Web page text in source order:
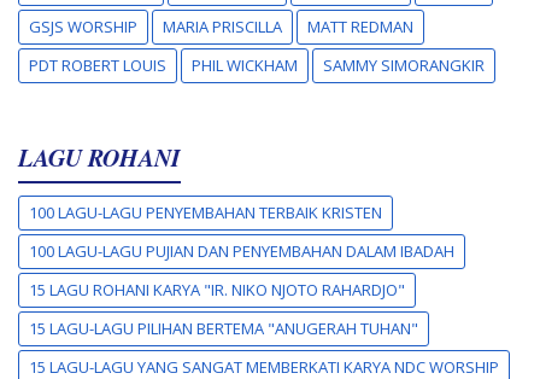
GSJS WORSHIP
MARIA PRISCILLA
MATT REDMAN
PDT ROBERT LOUIS
PHIL WICKHAM SAMMY SIMORANGKIR
LAGU ROHANI
100 LAGU-LAGU PENYEMBAHAN TERBAIK KRISTEN
100 LAGU-LAGU PUJIAN DAN PENYEMBAHAN DALAM IBADAH
15 LAGU ROHANI KARYA "IR. NIKO NJOTO RAHARDJO"
15 LAGU-LAGU PILIHAN BERTEMA "ANUGERAH TUHAN"
15 LAGU-LAGU YANG SANGAT MEMBERKATI KARYA NDC WORSHIP